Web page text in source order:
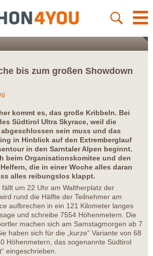
bis zum großen Showdown
kommt es, das große Kribbeln. Bei
Südtirol Ultra Skyrace, weil die
sein muss und das
in Hinblick auf den Extremberglauf
in den Sarntaler Alpen beginnt.
beim Organisationskomitee und den
die in einer Woche alles daran
alles reibungslos klappt.
um 22 Uhr am Waltherplatz der
rund die Hälfte der Teilnehmer am
aufbrechen in ein 121 Kilometer langes
und schreibe 7554 Höhenmetern. Die
machen sich am Samstagmorgen ab 7
haben sich für die „kurze“ Variante von 68
Höhenmetern, das sogenannte Südtirol
eingeschrieben.